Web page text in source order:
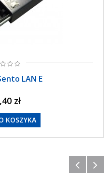
LAN E
zł
KOSZYKA